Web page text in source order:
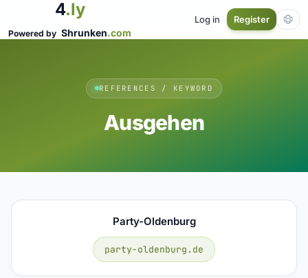
4.ly
Powered by Shrunken.com
Log in Register
REFERENCES / KEYWORD
Ausgehen
Party-Oldenburg
party-oldenburg.de